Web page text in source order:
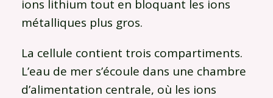
ions lithium tout en bloquant les ions
métalliques plus gros.
La cellule contient trois compartiments.
L’eau de mer s’écoule dans une chambre
d’alimentation centrale, où les ions